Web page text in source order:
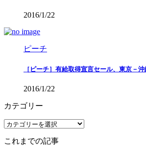
2016/1/22
ピーチ
［ピーチ］有給取得宣言セール、東京－
2016/1/22
カテゴリー
カ
ゴ
これまでの記事